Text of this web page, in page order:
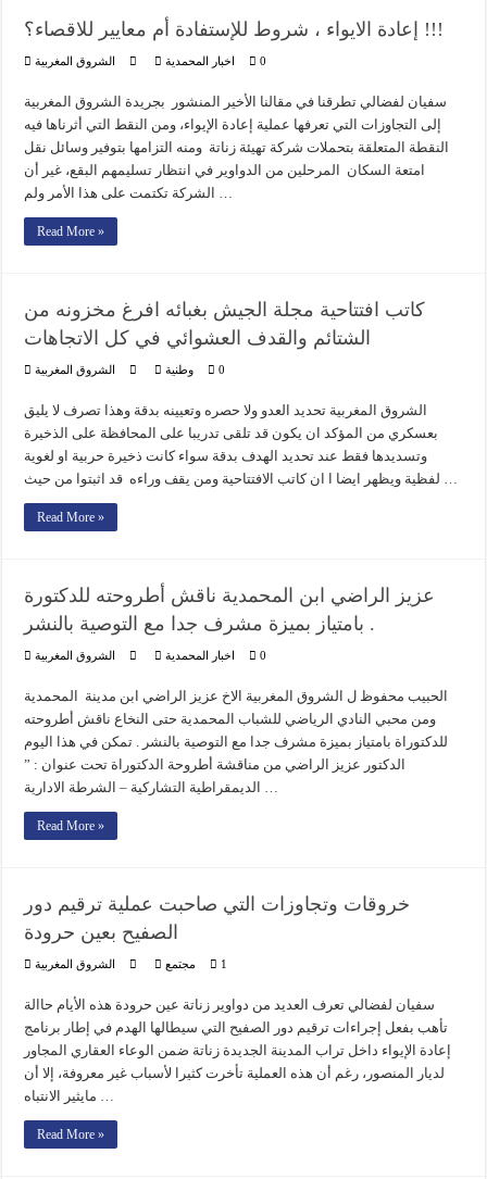
إعادة الايواء ، شروط للإستفادة أم معايير للاقصاء؟ !!!
الشروق المغربية اخبار المحمدية 0
سفيان لفضالي تطرقنا في مقالنا الأخير المنشور بجريدة الشروق المغربية
إلى التجاوزات التي تعرفها عملية إعادة الإيواء، ومن النقط التي أثرناها فيه
النقطة المتعلقة بتحملات شركة تهيئة زناتة ومنه التزامها بتوفير وسائل نقل
امتعة السكان المرحلين من الدواوير في انتظار تسليمهم البقع، غير أن
الشركة تكتمت على هذا الأمر ولم …
Read More »
كاتب افتتاحية مجلة الجيش بغبائه افرغ مخزونه من
الشتائم والقدف العشوائي في كل الاتجاهات
الشروق المغربية وطنية 0
الشروق المغربية تحديد العدو ولا حصره وتعيينه بدقة وهذا تصرف لا يليق
بعسكري من المؤكد ان يكون قد تلقى تدريبا على المحافظة على الذخيرة
وتسديدها فقط عند تحديد الهدف بدقة سواء كانت ذخيرة حربية او لغوية
لفظية ويظهر ايضا ا ان كاتب الافتتاحية ومن يقف وراءه قد اثبتوا من حيث …
Read More »
عزيز الراضي ابن المحمدية ناقش أطروحته للدكتورة
بامتياز بميزة مشرف جدا مع التوصية بالنشر .
الشروق المغربية اخبار المحمدية 0
الحبيب محفوظ ل الشروق المغربية الاخ عزيز الراضي ابن مدينة المحمدية
ومن محبي النادي الرياضي للشباب المحمدية حتى النخاع ناقش أطروحته
للدكتوراة بامتياز بميزة مشرف جدا مع التوصية بالنشر . تمكن في هذا اليوم
الدكتور عزيز الراضي من مناقشة أطروحة الدكتوراة تحت عنوان : ”
الديمقراطية التشاركية – الشرطة الادارية …
Read More »
خروقات وتجاوزات التي صاحبت عملية ترقيم دور
الصفيح بعين حرودة
الشروق المغربية مجتمع 1
سفيان لفضالي تعرف العديد من دواوير زناتة عين حرودة هذه الأيام حاالة
تأهب بفعل إجراءات ترقيم دور الصفيح التي سيطالها الهدم في إطار برنامج
إعادة الإيواء داخل تراب المدينة الجديدة زناتة ضمن الوعاء العقاري المجاور
لديار المنصور، رغم أن هذه العملية تأخرت كثيرا لأسباب غير معروفة، إلا أن
مايثير الانتباه …
Read More »